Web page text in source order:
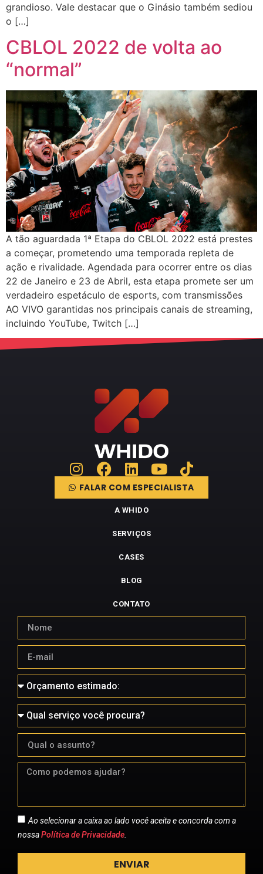
grandioso. Vale destacar que o Ginásio também sediou
o […]
CBLOL 2022 de volta ao
“normal”
A tão aguardada 1ª Etapa do CBLOL 2022 está prestes
a começar, prometendo uma temporada repleta de
ação e rivalidade. Agendada para ocorrer entre os dias
22 de Janeiro e 23 de Abril, esta etapa promete ser um
verdadeiro espetáculo de esports, com transmissões
AO VIVO garantidas nos principais canais de streaming,
incluindo YouTube, Twitch […]
FALAR COM ESPECIALISTA
A WHIDO
SERVIÇOS
CASES
BLOG
CONTATO
Ao selecionar a caixa ao lado você aceita e concorda com a
nossaPolítica de Privacidade
ENVIAR